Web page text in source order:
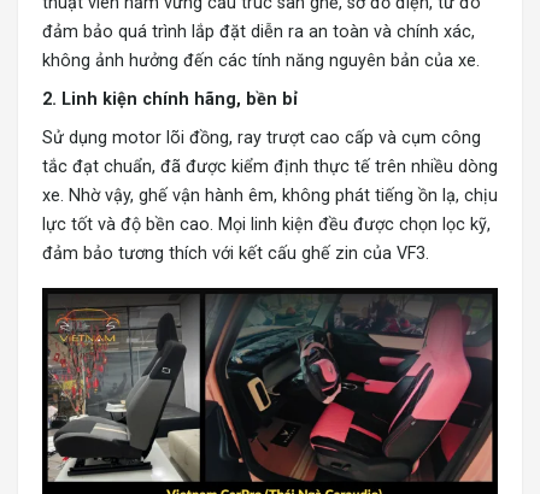
đảm bảo quá trình lắp đặt diễn ra an toàn và chính xác,
không ảnh hưởng đến các tính năng nguyên bản của xe.
2. Linh kiện chính hãng, bền bỉ
Sử dụng motor lõi đồng, ray trượt cao cấp và cụm công
tắc đạt chuẩn, đã được kiểm định thực tế trên nhiều dòng
xe. Nhờ vậy, ghế vận hành êm, không phát tiếng ồn lạ, chịu
lực tốt và độ bền cao. Mọi linh kiện đều được chọn lọc kỹ,
đảm bảo tương thích với kết cấu ghế zin của VF3.